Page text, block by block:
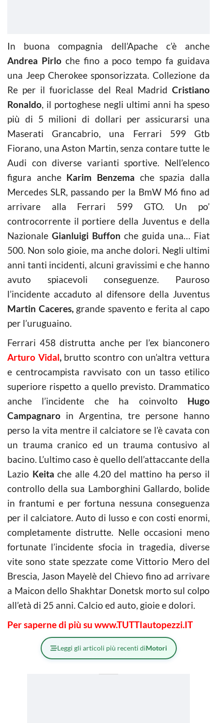
In buona compagnia dell’Apache c’è anche
Andrea Pirloche fino a poco tempo fa guidava
una Jeep Cherokee sponsorizzata. Collezione da
Re per il fuoriclasse del Real Madrid Cristiano
Ronaldo, il portoghese negli ultimi anni ha speso
più di 5 milioni di dollari per assicurarsi una
Maserati Grancabrio, una Ferrari 599 Gtb
Fiorano, una Aston Martin, senza contare tutte le
Audi con diverse varianti sportive. Nell’elenco
figura anche Karim Benzema che spazia dalla
Mercedes SLR, passando per la BmW M6 fino ad
arrivare alla Ferrari 599 GTO. Un po’
controcorrente il portiere della Juventus e della
Nazionale Gianluigi Buffon che guida una… Fiat
500. Non solo gioie, ma anche dolori. Negli ultimi
anni tanti incidenti, alcuni gravissimi e che hanno
avuto spiacevoli conseguenze. Pauroso
l’incidente accaduto al difensore della Juventus
Martin Caceres, grande spavento e ferita al capo
per l’uruguaino.
Ferrari 458 distrutta anche per l’ex bianconero
Arturo Vidal, brutto scontro con un’altra vettura
e centrocampista ravvisato con un tasso etilico
superiore rispetto a quello previsto. Drammatico
anche l’incidente che ha coinvolto Hugo
Campagnaro in Argentina, tre persone hanno
perso la vita mentre il calciatore se l’è cavata con
un trauma cranico ed un trauma contusivo al
bacino. L’ultimo caso è quello dell’attaccante della
Lazio Keita che alle 4.20 del mattino ha perso il
controllo della sua Lamborghini Gallardo, bolide
in frantumi e per fortuna nessuna conseguenza
per il calciatore. Auto di lusso e con costi enormi,
completamente distrutte. Nelle occasioni meno
fortunate l’incidente sfocia in tragedia, diverse
vite sono state spezzate come Vittorio Mero del
Brescia, Jason Mayelè del Chievo fino ad arrivare
a Maicon dello Shakhtar Donetsk morto sul colpo
all’età di 25 anni. Calcio ed auto, gioie e dolori.
Per saperne di più su www.TUTTIautopezzi.IT
Leggi gli articoli più recenti diMotori